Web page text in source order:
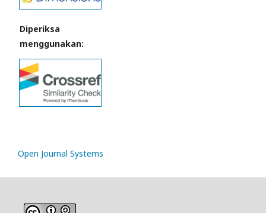
Diperiksa
menggunakan:
Open Journal Systems